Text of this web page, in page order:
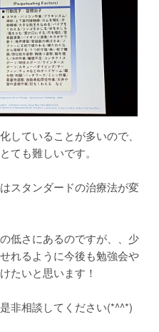
していることが多いので、
ても難しいです。
スタンダードの治療法が変
低さにあるのですが、、少
れるように今後も勉強会や
たいと思います！
非相談してください(*^^*)